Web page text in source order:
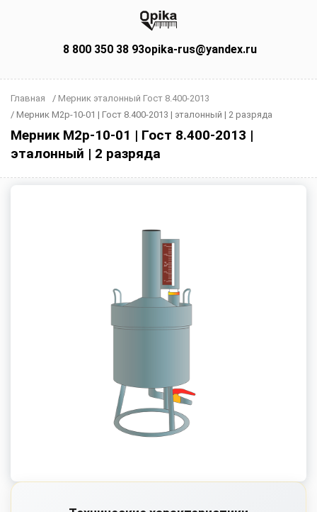
8 800 350 38 93opika-rus@yandex.ru
Главная / Мерник эталонный Гост 8.400-2013
/ Мерник М2р-10-01 | Гост 8.400-2013 | эталонный | 2 разряда
Мерник М2р-10-01 | Гост 8.400-2013 |
эталонный | 2 разряда